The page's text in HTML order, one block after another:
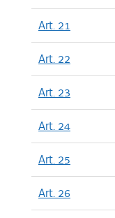
Art. 21
Art. 22
Art. 23
Art. 24
Art. 25
Art. 26